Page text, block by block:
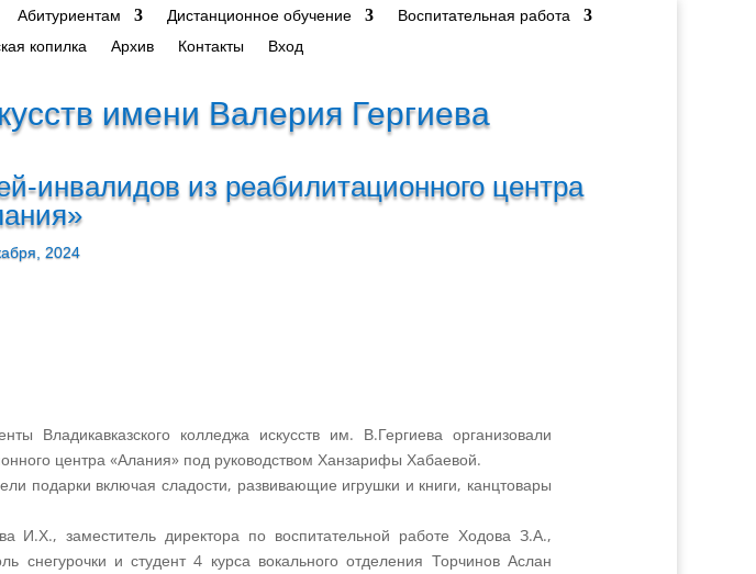
Абитуриентам Дистанционное обучение
Воспитательная работа
копилка Архив Контакты Вход
имени Валерия Гергиева
инвалидов из реабилитационного центра
2024
Владикавказского колледжа искусств им. В.Гергиева организовали
центра «Алания» под руководством Ханзарифы Хабаевой.
подарки включая сладости, развивающие игрушки и книги, канцтовары
И.Х., заместитель директора по воспитательной работе Ходова З.А.,
и студент 4 курса вокального отделения Торчинов Аслан